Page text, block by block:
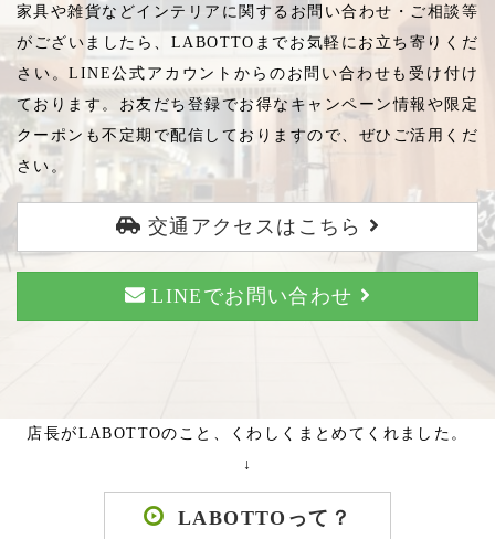
家具や雑貨などインテリアに関するお問い合わせ・ご相談等
がございましたら、LABOTTOまでお気軽にお立ち寄りくだ
さい。LINE公式アカウントからのお問い合わせも受け付け
ております。お友だち登録でお得なキャンペーン情報や限定
クーポンも不定期で配信しておりますので、ぜひご活用くだ
さい。
交通アクセスはこちら
LINEでお問い合わせ
店長がLABOTTOのこと、くわしくまとめてくれました。
↓
LABOTTOって？